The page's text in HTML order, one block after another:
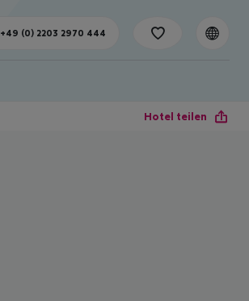
+49 (0) 2203 2970 444
Hotel teilen